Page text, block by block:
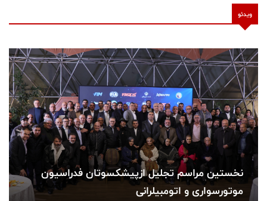
ویدئو
نخستین مراسم تجلیل ازپیشکسوتان فدراسیون
موتورسواری و اتومبیلرانی